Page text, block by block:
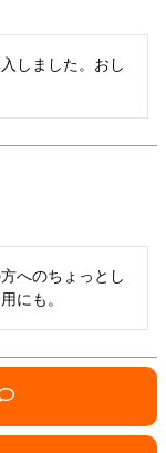
しました。おし
へのちょっとし
にも。